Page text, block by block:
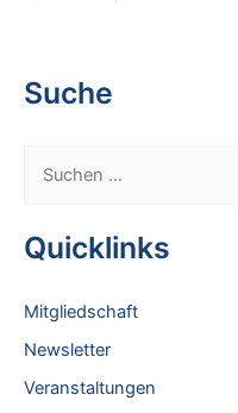
Suche
h
Quicklinks
Mitgliedschaft
Newsletter
Veranstaltungen